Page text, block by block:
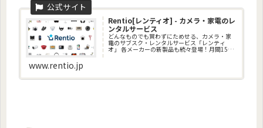
Rentio[レンティオ] - カメラ・家電のレ
ンタルサービス
どんなものでも買わずにためせる、カメラ・家
電のサブスク・レンタルサービス「レンティ
オ」 各メーカーの新製品も続々登場！月間15万
www.rentio.jp